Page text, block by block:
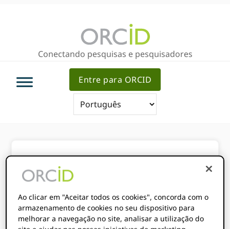
Conectando pesquisas e pesquisadores
Entre para ORCID
Você está aqui:
Serviços/
registro
Ao clicar em "Aceitar todos os cookies", concorda com o
armazenamento de cookies no seu dispositivo para
melhorar a navegação no site, analisar a utilização do